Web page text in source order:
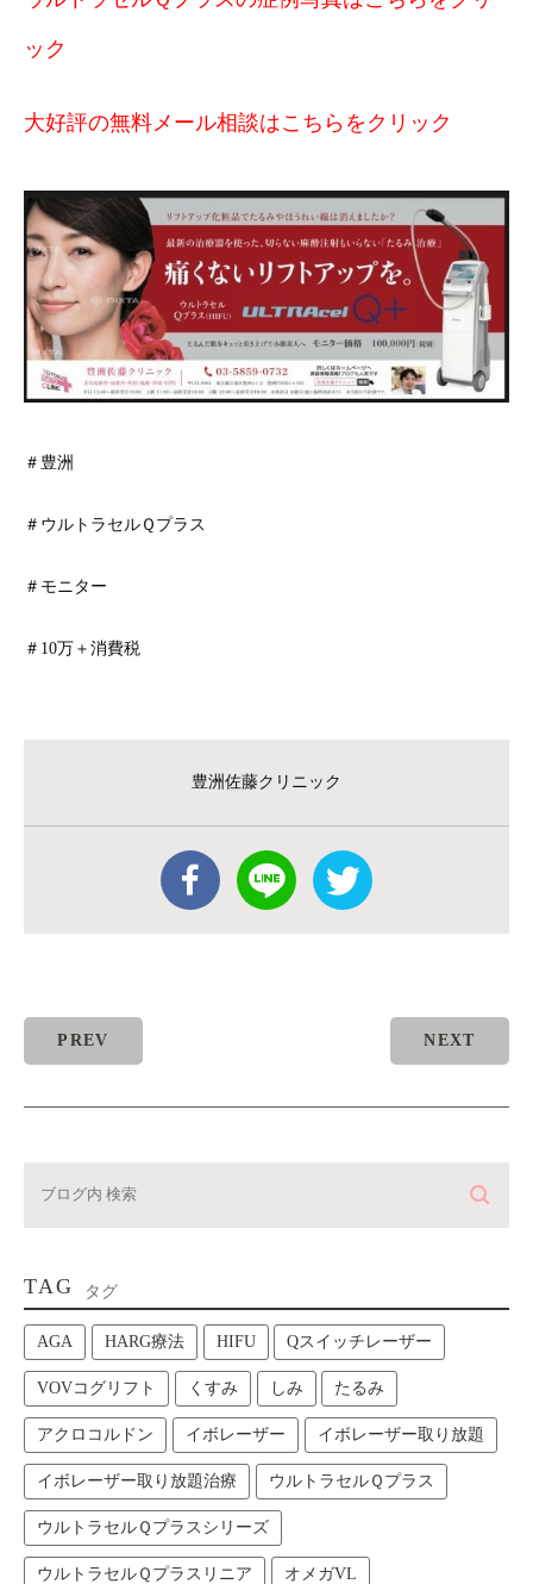
ック
大好評の無料メール相談はこちらをクリック
＃豊洲
＃ウルトラセルＱプラス
＃モニター
＃10万＋消費税
豊洲佐藤クリニック
PREV NEXT
TAG タグ
AGA HARG療法 HIFU Qスイッチレーザー
VOVコグリフト くすみ しみ たるみ
アクロコルドン イボレーザー イボレーザー取り放題
イボレーザー取り放題治療 ウルトラセルＱプラス
ウルトラセルＱプラスシリーズ
ウルトラセルＱプラスリニア オメガVL